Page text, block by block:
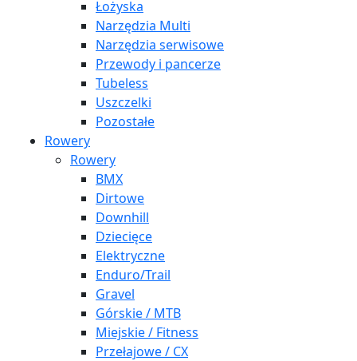
Łożyska
Narzędzia Multi
Narzędzia serwisowe
Przewody i pancerze
Tubeless
Uszczelki
Pozostałe
Rowery
Rowery
BMX
Dirtowe
Downhill
Dziecięce
Elektryczne
Enduro/Trail
Gravel
Górskie / MTB
Miejskie / Fitness
Przełajowe / CX